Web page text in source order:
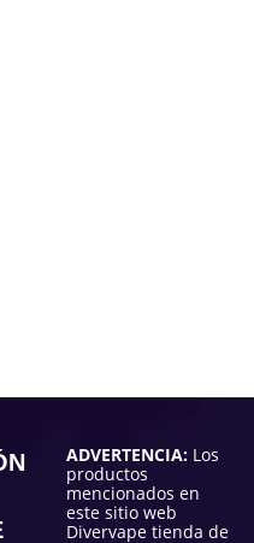
ADVERTENCIA: Los
productos
mencionados en
este sitio web
Divervape tienda de